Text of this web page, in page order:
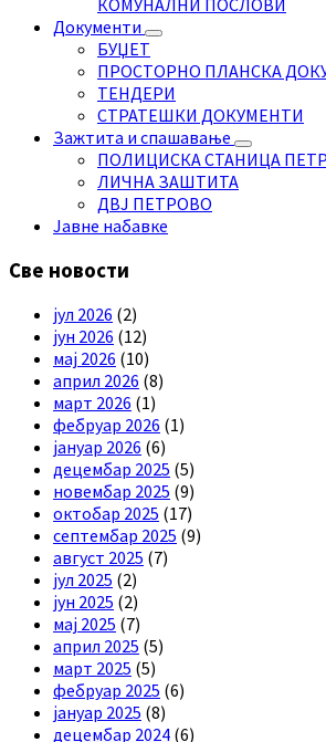
Документи
БУЏЕТ
ПРОСТОРНО ПЛАНСКА
ТЕНДЕРИ
СТРАТЕШКИ ДОКУМЕНТИ
Зажтита и спашавање
ПОЛИЦИСКА СТАНИЦА
ЛИЧНА ЗАШТИТА
ДВЈ ПЕТРОВО
Јавне набавке
Све новости
јул 2026 (2)
јун 2026 (12)
мај 2026 (10)
април 2026 (8)
март 2026 (1)
фебруар 2026 (1)
јануар 2026 (6)
децембар 2025 (5)
новембар 2025 (9)
октобар 2025 (17)
септембар 2025 (9)
август 2025 (7)
јул 2025 (2)
јун 2025 (2)
мај 2025 (7)
април 2025 (5)
март 2025 (5)
фебруар 2025 (6)
јануар 2025 (8)
децембар 2024 (6)